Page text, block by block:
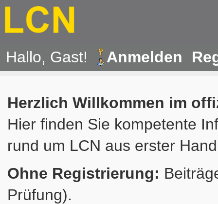
Hallo, Gast! Anmelden
Herzlich Willkommen im
Hier finden Sie kompetente
rund um LCN aus erster
Ohne Registrierung:
Prüfung).